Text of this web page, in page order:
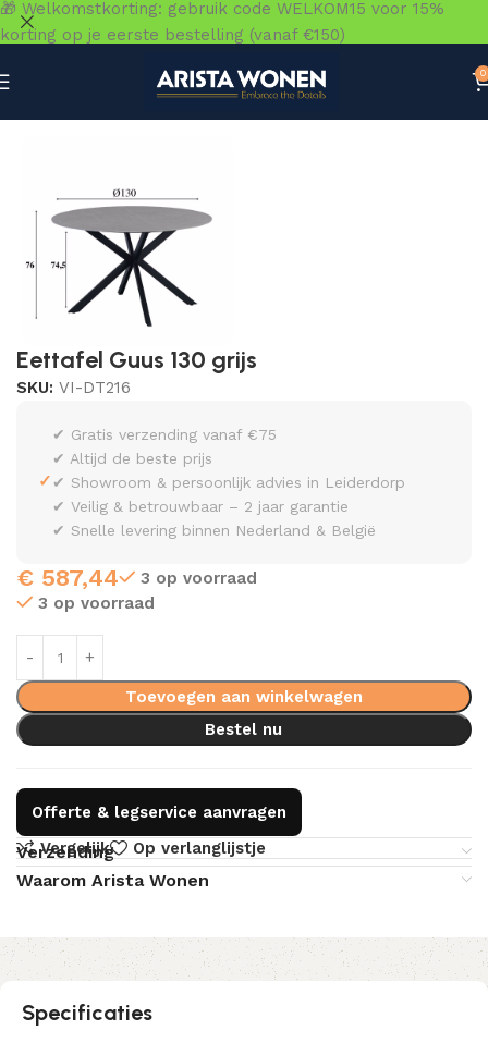
0
Eettafel Guus 130 grijs
SKU: VI-DT216
✓
✔ Gratis verzending vanaf €75
✔ Altijd de beste prijs
✔ Showroom & persoonlijk advies in Leiderdorp
✔ Veilig & betrouwbaar – 2 jaar garantie
✔ Snelle levering binnen Nederland & België
€ 587,44
3 op voorraad
3 op voorraad
Toevoegen aan winkelwagen
Bestel nu
Offerte & legservice aanvragen
Vergelijk
Op verlanglijstje
Verzending
Waarom Arista Wonen
Specificaties
🎁 Welkomstkorting: gebruik code WELKOM15 voor 15%
korting op je eerste bestelling (vanaf €150)